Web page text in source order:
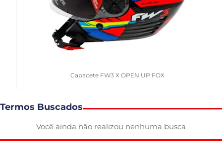
Capacete FW3 X OPEN UP FOX
Termos Buscados
Você ainda não realizou nenhuma busca